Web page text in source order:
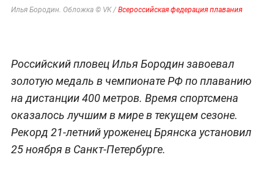
Илья Бородин. Обложка © VK /Всероссийская федерация плавания
Российский пловец Илья Бородин завоевал
золотую медаль в чемпионате РФ по плаванию
на дистанции 400 метров. Время спортсмена
оказалось лучшим в мире в текущем сезоне.
Рекорд 21-летний уроженец Брянска установил
25 ноября в Санкт-Петербурге.